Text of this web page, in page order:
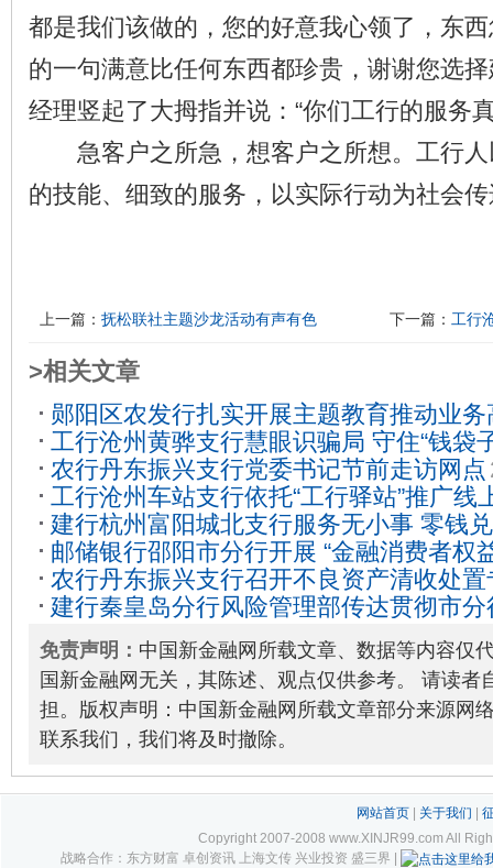
都是我们该做的，您的好意我心领了，东
的一句满意比任何东西都珍贵，谢谢您选
经理竖起了大拇指并说：“你们工行的服务
急客户之所急，想客户之所想。工行人
的技能、细致的服务，以实际行动为社会
上一篇： 抚松联社主题沙龙活动有声有色 下一篇： 工行
>相关文章
郧阳区农发行扎实开展主题教育推动业
11-12
工行沧州黄骅支行慧眼识骗局 守住“钱袋
农行丹东振兴支行党委书记节前走访网点
工行沧州车站支行依托“工行驿站”推广线
2022-07-22
建行杭州富阳城北支行服务无小事 零钱
22
邮储银行邵阳市分行开展 “金融消费者权
日”活动2023-09-22
农行丹东振兴支行召开不良资产清收处
03-20
建行秦皇岛分行风险管理部传达贯彻市
神2022-09-25
免责声明： 中国新金融网所载文章、数据等内容仅
国新金融网无关，其陈述、观点仅供参考。 请读者
担。版权声明：中国新金融网所载文章部分来源网
联系我们，我们将及时撤除。
网站首页| 关于我们
Copyright 2007-2008 www.XINJR99.com All
战略合作：东方财富 卓创资讯 上海文传 兴业投资 盛三界 |